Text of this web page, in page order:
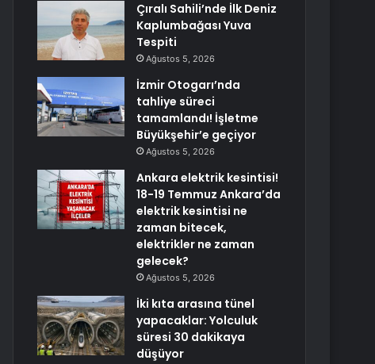
Çıralı Sahili’nde İlk Deniz
Kaplumbağası Yuva
Tespiti
Ağustos 5, 2026
İzmir Otogarı’nda
tahliye süreci
tamamlandı! İşletme
Büyükşehir’e geçiyor
Ağustos 5, 2026
Ankara elektrik kesintisi!
18-19 Temmuz Ankara’da
elektrik kesintisi ne
zaman bitecek,
elektrikler ne zaman
gelecek?
Ağustos 5, 2026
İki kıta arasına tünel
yapacaklar: Yolculuk
süresi 30 dakikaya
düşüyor